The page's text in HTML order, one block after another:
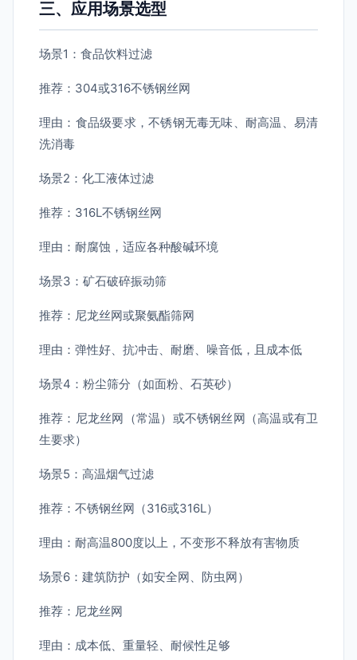
三、应用场景选型
场景1：食品饮料过滤
推荐：304或316不锈钢丝网
理由：食品级要求，不锈钢无毒无味、耐高温、易清
洗消毒
场景2：化工液体过滤
推荐：316L不锈钢丝网
理由：耐腐蚀，适应各种酸碱环境
场景3：矿石破碎振动筛
推荐：尼龙丝网或聚氨酯筛网
理由：弹性好、抗冲击、耐磨、噪音低，且成本低
场景4：粉尘筛分（如面粉、石英砂）
推荐：尼龙丝网（常温）或不锈钢丝网（高温或有卫
生要求）
场景5：高温烟气过滤
推荐：不锈钢丝网（316或316L）
理由：耐高温800度以上，不变形不释放有害物质
场景6：建筑防护（如安全网、防虫网）
推荐：尼龙丝网
理由：成本低、重量轻、耐候性足够